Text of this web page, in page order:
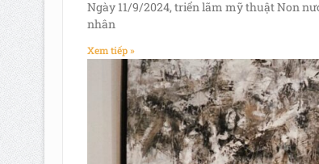
Ngày 11/9/2024, triển lãm mỹ thuật Non
nhân
Xem tiếp »